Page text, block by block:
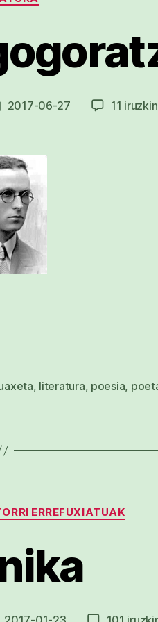
2017-06-27 11 iruzkin
, literatura, poesia,
KategoriakERREFUXIATUAK